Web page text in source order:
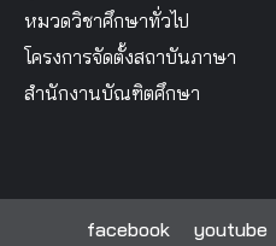
หมวดวิชาศึกษาทั่วไป
โครงการจัดตั้งสถาบันภาษา
สำนักงานบัณฑิตศึกษา
facebook youtube